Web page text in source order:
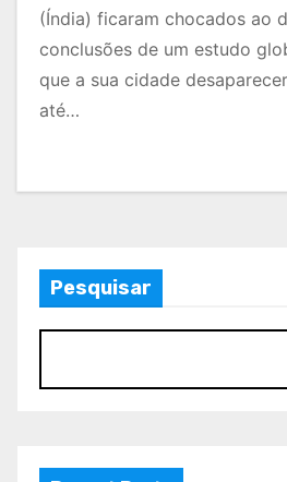
(Índia) ficaram chocados ao
conclusões de um estudo
que a sua cidade
até…
Pesquisar